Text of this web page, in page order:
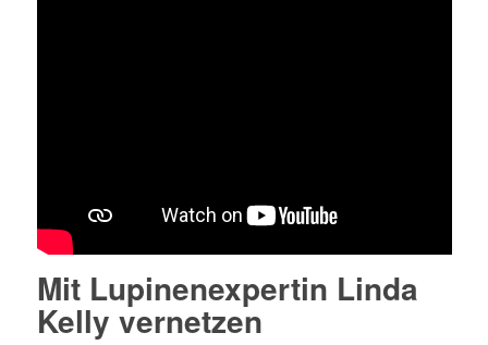
Mit Lupinenexpertin Linda
Kelly vernetzen